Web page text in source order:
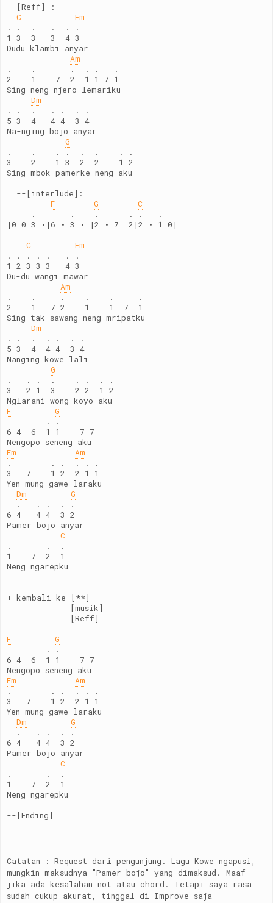
--[Reff] :
C
Em
. .  .   .  . .
1 3  3   3  4 3
Dudu klambi anyar
Am
.    .       .  . .   .
2    1    7  2  1 1 7 1
Sing neng njero lemariku
Dm
. .  .   . .  . .
5-3  4   4 4  3 4
Na-nging bojo anyar
G
.    .    . .  .  .    . .
3    2    1 3  2  2    1 2
Sing mbok pamerke neng aku
  --[interlude]:
F
G
C
     .       .    .      . .   .
|0 0 3 •|6 • 3 • |2 • 7  2|2 • 1 0|
C
Em
. . . . .   . .
1-2 3 3 3   4 3
Du-du wangi mawar
Am
.    .     .    .    .     .
2    1   7 2    1    1  7  1
Sing tak sawang neng mripatku
Dm
. .  .  . .  . .
5-3  4  4 4  3 4
Nanging kowe lali
G
.   . .  .    . .  . .
3   2 1  3    2 2  1 2
Nglarani wong koyo aku
F
G
        . .
6 4  6  1 1    7 7
Nengopo seneng aku
Em
Am
.        . .  . . .
3   7    1 2  2 1 1
Yen mung gawe laraku
Dm
G
  .   . .  . .
6 4   4 4  3 2
Pamer bojo anyar
C
.       .  .
1    7  2  1
Neng ngarepku
+ kembali ke [**]
             [musik]
             [Reff]
F
G
        . .
6 4  6  1 1    7 7
Nengopo seneng aku
Em
Am
.        . .  . . .
3   7    1 2  2 1 1
Yen mung gawe laraku
Dm
G
  .   . .  . .
6 4   4 4  3 2
Pamer bojo anyar
C
.       .  .
1    7  2  1
Neng ngarepku
--[Ending]
Catatan : Request dari pengunjung. Lagu Kowe ngapusi,
mungkin maksudnya "Pamer bojo" yang dimaksud. Maaf
jika ada kesalahan not atau chord. Tetapi saya rasa
sudah cukup akurat, tinggal di Improve saja